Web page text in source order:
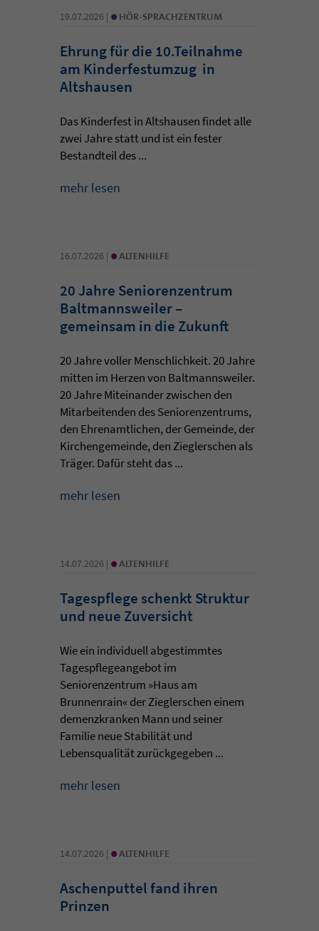
19.07.2026 | • HÖR-SPRACHZENTRUM
Ehrung für die 10.Teilnahme
am Kinderfestumzug in
Altshausen
Das Kinderfest in Altshausen findet alle
zwei Jahre statt und ist ein fester
Bestandteil des ...
mehr lesen
16.07.2026 | • ALTENHILFE
20 Jahre Seniorenzentrum
Baltmannsweiler –
gemeinsam in die Zukunft
20 Jahre voller Menschlichkeit. 20 Jahre
mitten im Herzen von Baltmannsweiler.
20 Jahre Miteinander zwischen den
Mitarbeitenden des Seniorenzentrums,
den Ehrenamtlichen, der Gemeinde, der
Kirchengemeinde, den Zieglerschen als
Träger. Dafür steht das ...
mehr lesen
14.07.2026 | • ALTENHILFE
Tagespflege schenkt Struktur
und neue Zuversicht
Wie ein individuell abgestimmtes
Tagespflegeangebot im
Seniorenzentrum »Haus am
Brunnenrain« der Zieglerschen einem
demenzkranken Mann und seiner
Familie neue Stabilität und
Lebensqualität zurückgegeben ...
mehr lesen
14.07.2026 | • ALTENHILFE
Aschenputtel fand ihren
Prinzen